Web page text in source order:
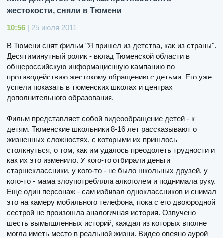
жестокости, сняли в Тюмени
10:56 | 25 июля 2011
В Тюмени снят фильм "Я пришел из детства, как из страны".
Десятиминутный ролик - вклад Тюменской области в
общероссийскую информационную кампанию по
противодействию жестокому обращению с детьми. Его уже
успели показать в тюменских школах и центрах
дополнительного образования.
Фильм представляет собой видеообращение детей - к
детям. Тюменские школьники 8-16 лет рассказывают о
жизненных сложностях, с которыми их пришлось
столкнуться, о том, как им удалось преодолеть трудности и
как их это изменило. У кого-то отбирали деньги
старшеклассники, у кого-то - не было школьных друзей, у
кого-то - мама злоупотребляла алкоголем и поднимала руку.
Еще один персонаж - сам избивал одноклассников и снимал
это на камеру мобильного телефона, пока с его двоюродной
сестрой не произошла аналогичная история. Озвучено
шесть вымышленных историй, каждая из которых вполне
могла иметь место в реальной жизни. Видео овеяно аурой